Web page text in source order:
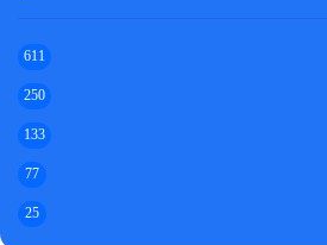
611
250
133
77
25